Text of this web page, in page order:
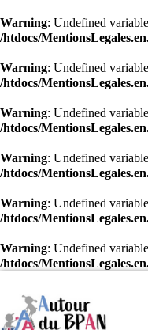
Warning: Undefined
/htdocs/
Warning: Undefined
/htdocs/
Warning: Undefined
/htdocs/
Warning: Undefined
/htdocs/
Warning: Undefined
/htdocs/
Warning: Undefined
/htdocs/